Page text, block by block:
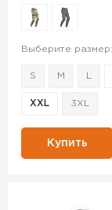
Выберите размер:
S M
XXL 3XL
Купить